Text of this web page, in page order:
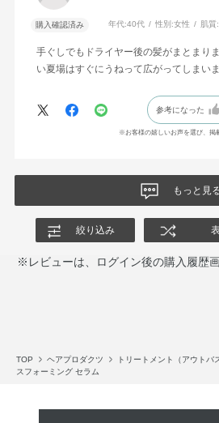
購入確認済み 年代:40代 性別:女性 肌質:
手ぐしでもドライヤー後の髪がまとまり
い夏場はすぐにうねって広がってしまいま
参考になった
※お客様の嬉しいお声を選び、掲
もっと見
絞り込み
※レビューは、ログイン後の購入履歴
TOP ヘアプロダクツ トリートメント（アウトバ
スフォーミング セラム